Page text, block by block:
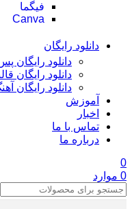
فیگما
Canva
دانلود رایگان
دانلود رایگان
دانلود رایگان
دانلود رایگان
آموزش
اخبار
تماس با ما
درباره ما
0
0 موارد